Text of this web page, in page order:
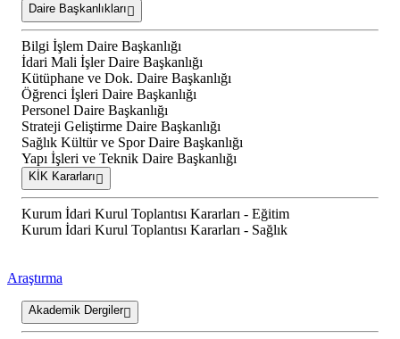
Daire Başkanlıkları
Bilgi İşlem Daire Başkanlığı
İdari Mali İşler Daire Başkanlığı
Kütüphane ve Dok. Daire Başkanlığı
Öğrenci İşleri Daire Başkanlığı
Personel Daire Başkanlığı
Strateji Geliştirme Daire Başkanlığı
Sağlık Kültür ve Spor Daire Başkanlığı
Yapı İşleri ve Teknik Daire Başkanlığı
KİK Kararları
Kurum İdari Kurul Toplantısı Kararları - Eğitim
Kurum İdari Kurul Toplantısı Kararları - Sağlık
Araştırma
Akademik Dergiler